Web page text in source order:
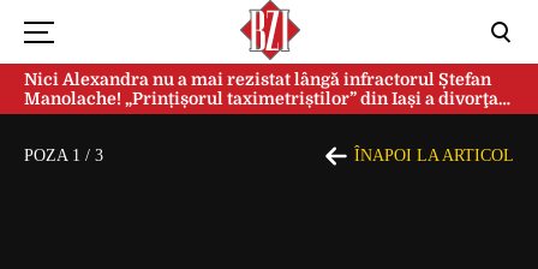
Nici Alexandra nu a mai rezistat lângă infractorul Ștefan
Manolache! „Prințișorul taximetriștilor” din Iași a divorţat
după doi ani de căsnicie
POZA 1 / 3 ÎNAPOI LA ARTICOL